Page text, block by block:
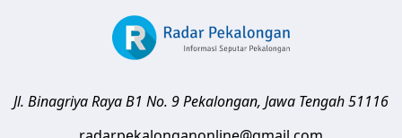
Jl. Binagriya Raya B1 No. 9Pekalongan, Jawa Tengah51116